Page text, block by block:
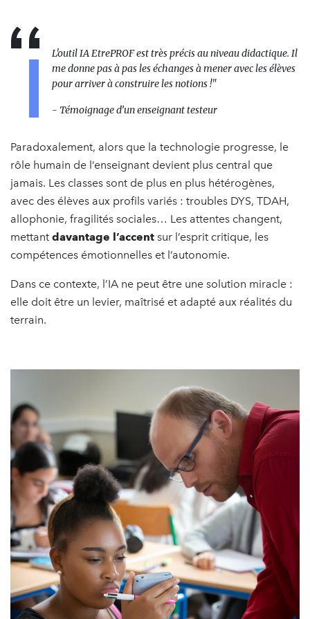
L'outil IA EtrePROF est très précis au niveau didactique. Il
me donne pas à pas les échanges à mener avec les élèves
pour arriver à construire les notions !"
- Témoignage d’un enseignant testeur
Paradoxalement, alors que la technologie progresse, le
rôle humain de l’enseignant devient plus central que
jamais. Les classes sont de plus en plus hétérogènes,
avec des élèves aux profils variés : troubles DYS, TDAH,
allophonie, fragilités sociales… Les attentes changent,
mettant davantage l’accent sur l’esprit critique, les
compétences émotionnelles et l’autonomie.
Dans ce contexte, l’IA ne peut être une solution miracle :
elle doit être un levier, maîtrisé et adapté aux réalités du
terrain.